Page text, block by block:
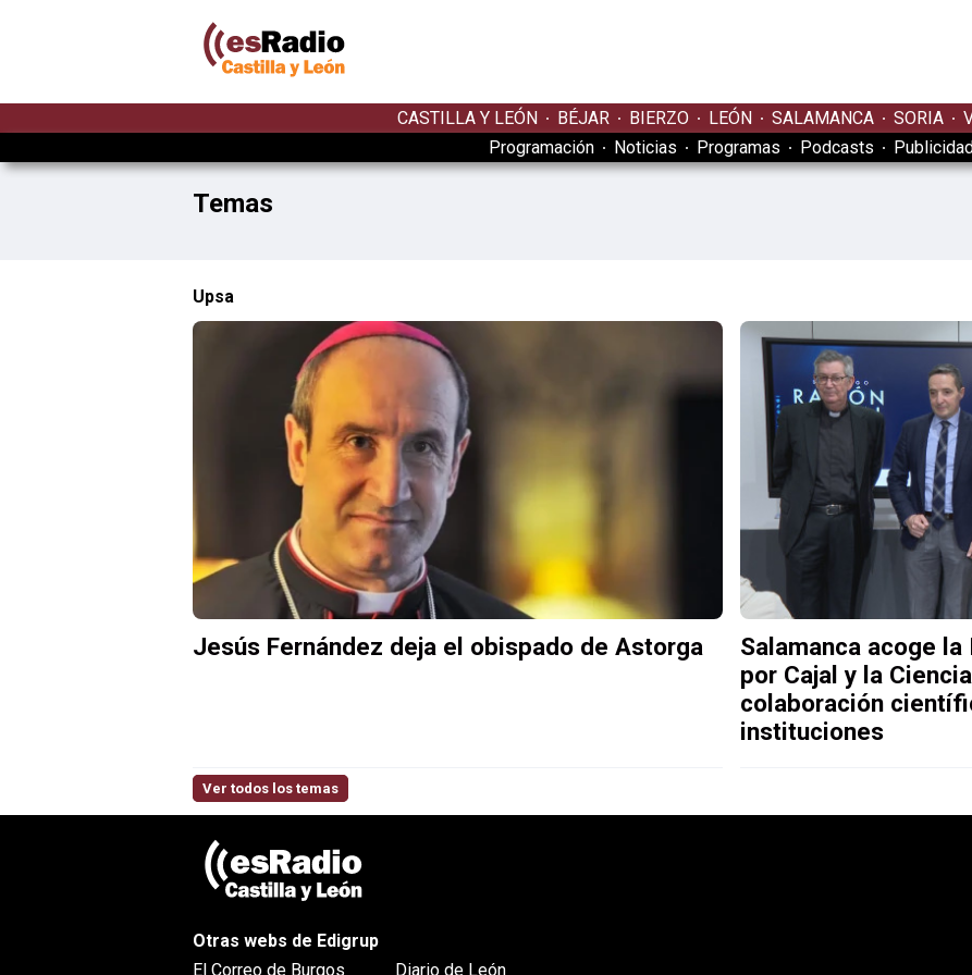
CASTILLA Y LEÓN BÉJAR BIERZO LEÓN SALAMANCA SORIA
Programación
Noticias Programas Podcasts
Temas
Upsa
Jesús Fernández deja el obispado de Astorga
Salamanca acoge
por Cajal y la
colaboración
instituciones
Ver todos los temas
Otras webs de Edigrup
El Correo de Burgos
Diario de León